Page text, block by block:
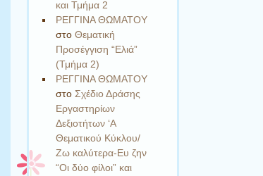
και Τμήμα 2
ΡΕΓΓΙΝΑ ΘΩΜΑΤΟΥ
στοΘεματική
Προσέγγιση “Ελιά”
(Τμήμα 2)
ΡΕΓΓΙΝΑ ΘΩΜΑΤΟΥ
στοΣχέδιο Δράσης
Εργαστηρίων
Δεξιοτήτων ‘Α
Θεματικού Κύκλου/
Ζω καλύτερα-Ευ ζην
“Οι δύο φίλοι” και